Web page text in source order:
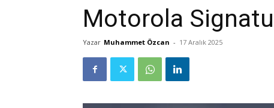
Motorola
Yazar Muhammet Özcan - 17 Aralık 2025